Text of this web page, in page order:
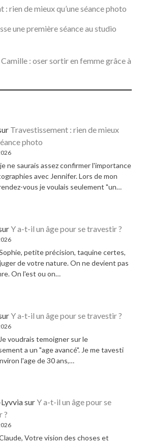
: rien de mieux qu’une séance photo
une première séance au studio
: oser sortir en femme grâce à
Travestissement : rien de mieux
photo
ne saurais assez confirmer l'importance
avec Jennifer. Lors de mon
vous je voulais seulement "un…
Y a-t-il un âge pour se travestir ?
petite précision, taquine certes,
de votre nature. On ne devient pas
On l'est ou on…
Y a-t-il un âge pour se travestir ?
voudrais temoigner sur le
a un "age avancé". Je me tavesti
l'age de 30 ans,…
surY a-t-il un âge pour se
?
Votre vision des choses et